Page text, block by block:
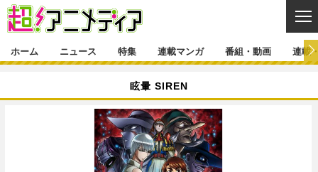
ニュース一覧
ゲーム・アプリ
特集一覧
インタビュー レポート
ホーム ニュース 特集 連載マンガ 番組・動画 連載
眩暈 SIREN